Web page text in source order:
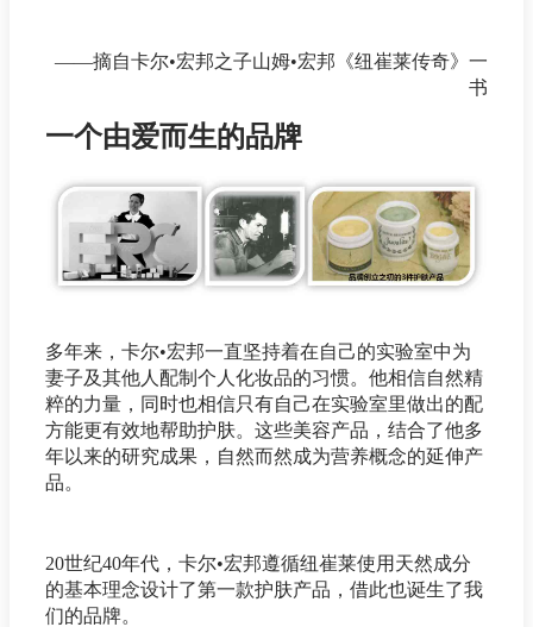
——摘自卡尔•宏邦之子山姆•宏邦《纽崔莱传奇》一
书
一个由爱而生的品牌
多年来，卡尔•宏邦一直坚持着在自己的实验室中为
妻子及其他人配制个人化妆品的习惯。他相信自然精
粹的力量，同时也相信只有自己在实验室里做出的配
方能更有效地帮助护肤。这些美容产品，结合了他多
年以来的研究成果，自然而然成为营养概念的延伸产
品。
20世纪40年代，卡尔•宏邦遵循纽崔莱使用天然成分
的基本理念设计了第一款护肤产品，借此也诞生了我
们的品牌。